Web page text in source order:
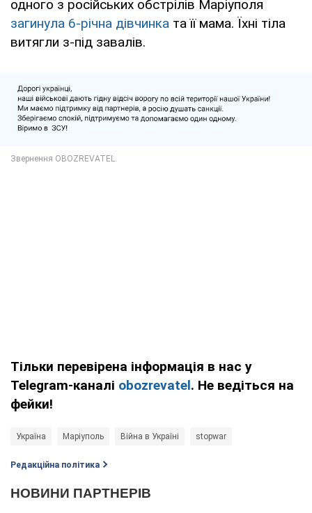
одного з російських обстрілів Маріуполя
загинула 6-річна дівчинка та її мама. Їхні тіла
витягли з-під завалів.
Тільки перевірена інформація в нас у
Telegram-каналі obozrevatel. Не ведіться на
фейки!
Україна Маріуполь Війна в Україні stopwar
Редакційна політика